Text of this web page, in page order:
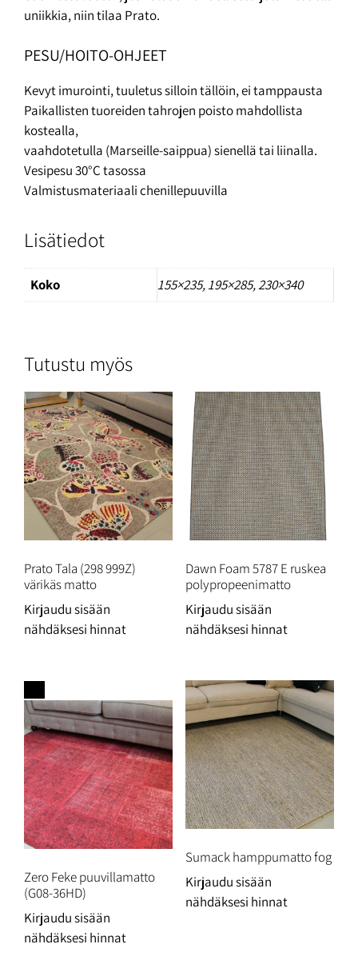
uniikkia, niin tilaa Prato.
PESU/HOITO-OHJEET
Kevyt imurointi, tuuletus silloin tällöin, ei tamppausta
Paikallisten tuoreiden tahrojen poisto mahdollista
kostealla,
vaahdotetulla (Marseille-saippua) sienellä tai liinalla.
Vesipesu 30°C tasossa
Valmistusmateriaali chenillepuuvilla
Lisätiedot
Koko 155×235,195×285,230×340
Tutustu myös
Prato Tala (298 999Z)
värikäs matto
Kirjaudu sisään
nähdäksesi hinnat
Dawn Foam 5787 E ruskea
polypropeenimatto
Kirjaudu sisään
nähdäksesi hinnat
Zero Feke puuvillamatto
(G08-36HD)
Kirjaudu sisään
nähdäksesi hinnat
Sumack hamppumatto fog
Kirjaudu sisään
nähdäksesi hinnat